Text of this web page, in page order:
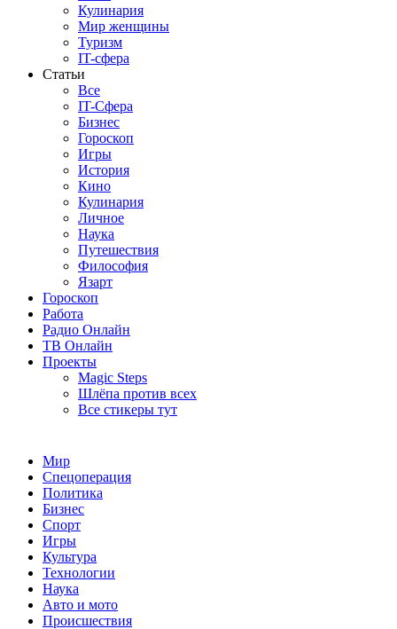
Кулинария
Мир женщины
Туризм
IT-сфера
Статьи
Все
IT-Сфера
Бизнес
Гороскоп
Игры
История
Кино
Кулинария
Личное
Наука
Путешествия
Философия
Язарт
Гороскоп
Работа
Радио Онлайн
ТВ Онлайн
Проекты
Magic Steps
Шлёпа против всех
Все стикеры тут
Мир
Спецоперация
Политика
Бизнес
Спорт
Игры
Культура
Технологии
Наука
Авто и мото
Происшествия